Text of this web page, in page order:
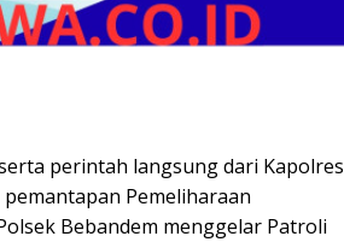
perintah langsung dari Kapolres
Pemeliharaan
Bebandem menggelar Patroli